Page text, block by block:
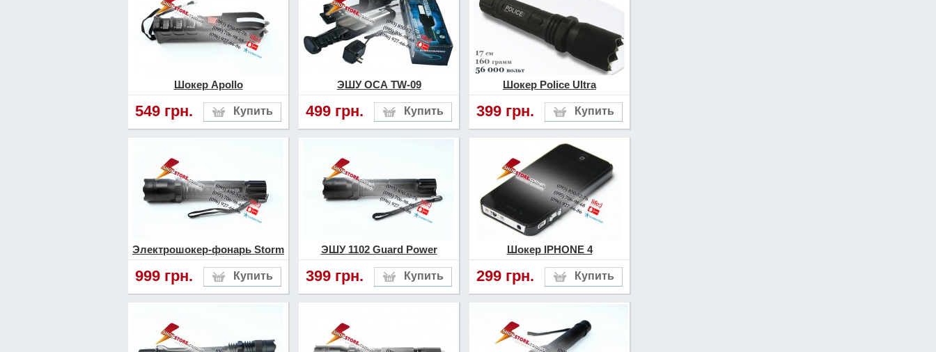
Шокер Apollo
549 грн.
ЭШУ ОСА TW-09
499 грн.
Шокер Police Ultra
399 грн.
Электрошокер-фонарь Storm
999 грн.
ЭШУ 1102 Guard Power
399 грн.
Шокер IPHONE 4
299 грн.